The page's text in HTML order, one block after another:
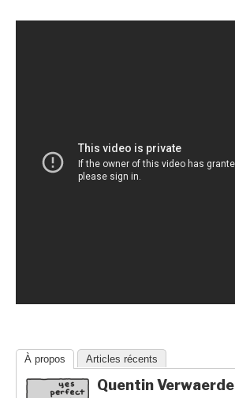
À propos Articles récents
Quentin Verwaerde